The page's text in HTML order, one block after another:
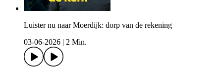
Luister nu naar Moerdijk: dorp van de rekening
03-06-2026
2 Min.